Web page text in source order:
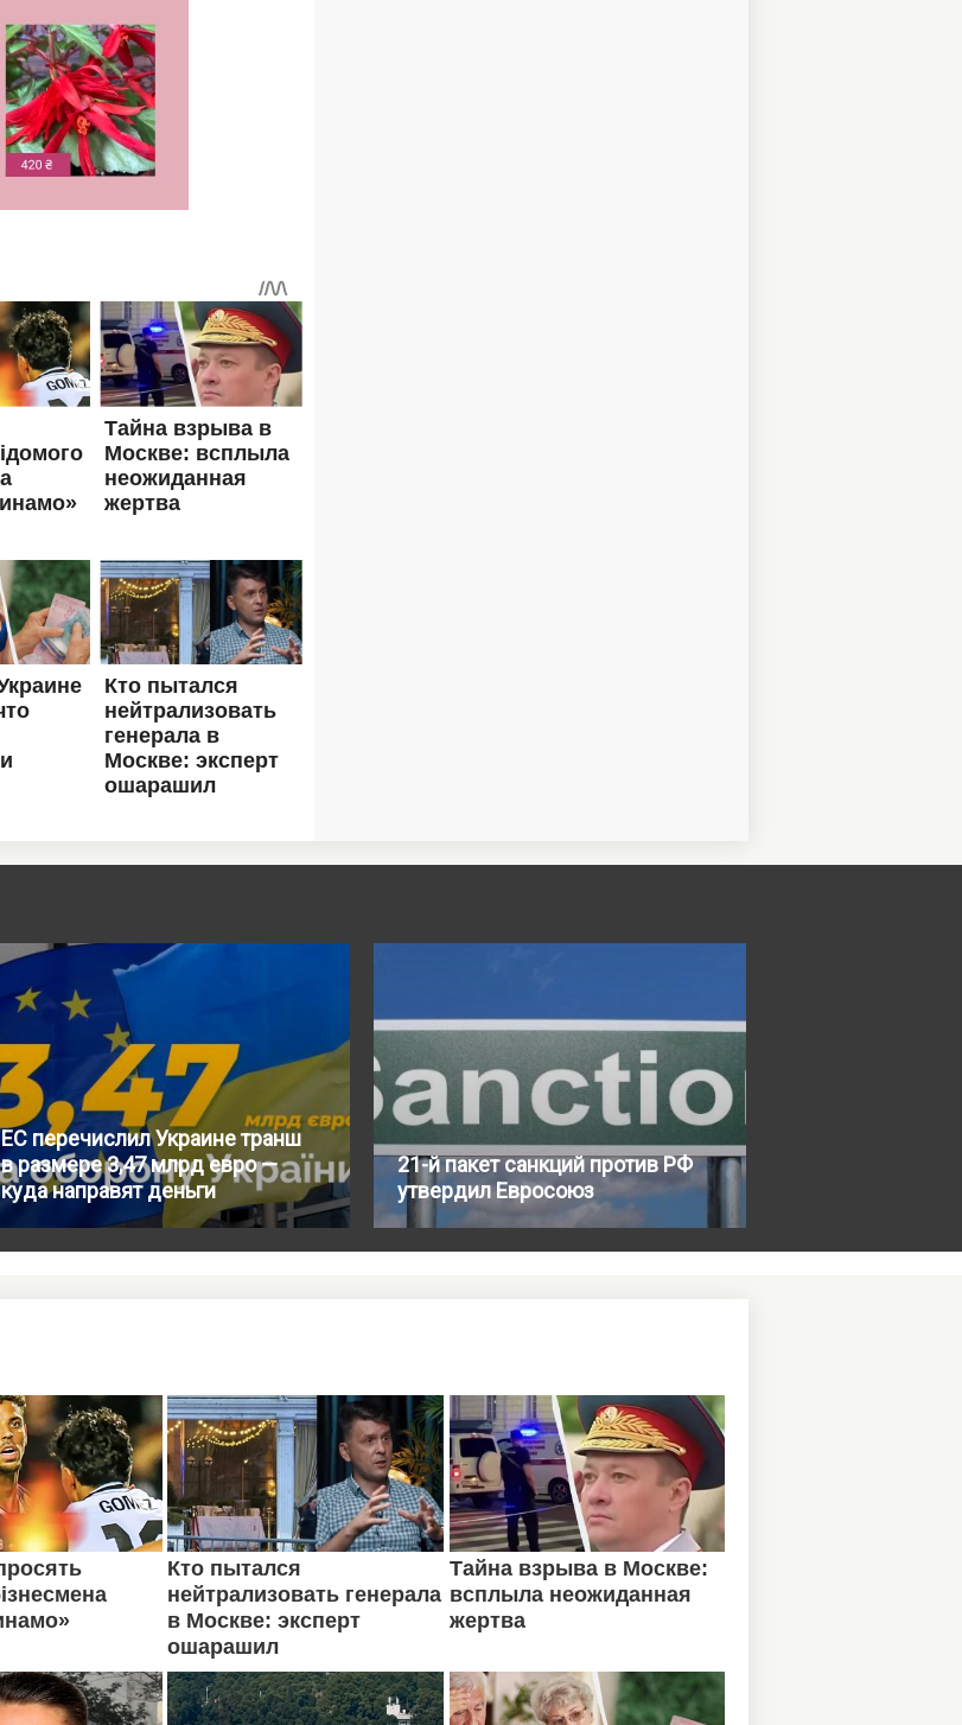
ЕС перечислил Украине транш
в размере 3,47 млрд евро —
куда направят деньги
21-й пакет санкций против РФ
утвердил Евросоюз